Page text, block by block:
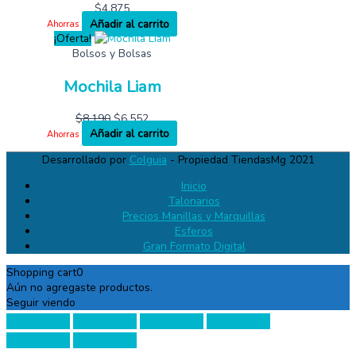
$4,875
Ahorras
Añadir al carrito
¡Oferta!
Bolsos y Bolsas
Mochila Liam
$8,190 $6,552
Ahorras
Añadir al carrito
Desarrollado por Colguia - Propiedad TiendasMg 2021
Inicio
Talonarios
Precios Manillas y Marquillas
Esferos
Gran Formato Digital
Shopping cart0
Aún no agregaste productos.
Seguir viendo